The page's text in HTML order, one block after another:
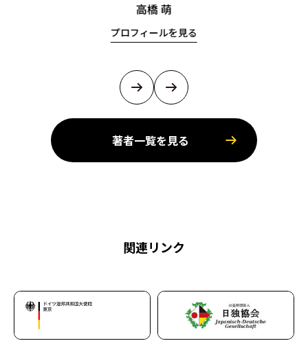
高橋 萌
プロフィールを見る
著者一覧を見る
関連リンク